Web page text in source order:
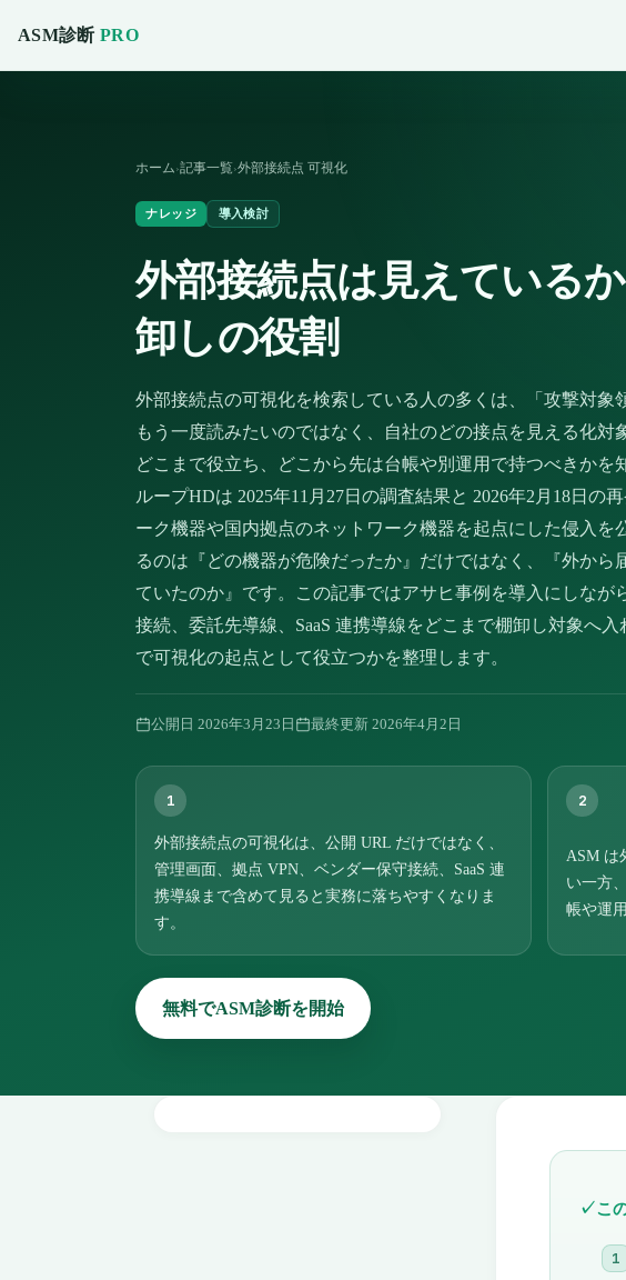
ASM診断 PRO
ホーム›記事一覧›外部接続点 可視化
ナレッジ 導入検討
外部接続点は見えている
卸しの役割
外部接続点の可視化を検索している人の多くは、「攻撃対象
もう一度読みたいのではなく、自社のどの接点を見える化対
どこまで役立ち、どこから先は台帳や別運用で持つべきかを
ループHDは 2025年11月27日の調査結果と 2026年2月18日の
ーク機器や国内拠点のネットワーク機器を起点にした侵入を
るのは『どの機器が危険だったか』だけではなく、『外から
ていたのか』です。この記事ではアサヒ事例を導入にしなが
接続、委託先導線、SaaS 連携導線をどこまで棚卸し対象へ
で可視化の起点として役立つかを整理します。
公開日2026年3月23日 最終更新2026年4月2日
1
外部接続点の可視化は、公開 URL だけではなく、
管理画面、拠点 VPN、ベンダー保守接続、SaaS 連
携導線まで含めて見ると実務に落ちやすくなりま
す。
2
ASM は
い一方
帳や運
無料でASM診断を開始
こ